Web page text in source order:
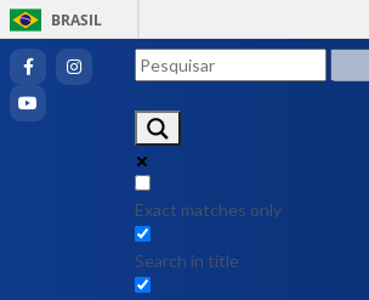
BRASIL
Exact matches only
Search in title